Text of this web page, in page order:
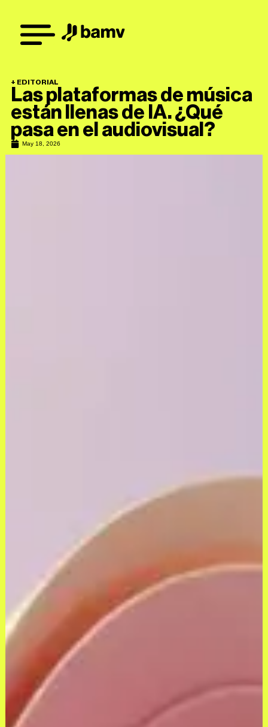
+ EDITORIAL
Las plataformas de música
están llenas de IA. ¿Qué
pasa en el audiovisual?
May 18, 2026